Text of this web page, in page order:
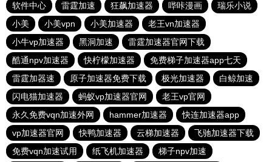
软件中心
雷霆加速 狂飙加速器 哔咔漫画
瑞乐小说
小美
小美vpn 小美加速器
老王vn加速器
小牛vp加速器
黑洞加速
雷霆加速器官网下载
酷通npv加速器
快柠檬加速器
免费梯子加速器app七天
雷霆加器速
原子加速器免费下载 极光加速器
白鲸加速
闪电猫加速器
蚂蚁vp加速器官网
老王vp官网
永久免费vqn加速外网
hammer加速器
快连加速器app
vp加速器官网
快鸭加速器 云梯加速器
飞驰加速器下载
免费vqn加速试用
纸飞机加速器 梯子npv加速